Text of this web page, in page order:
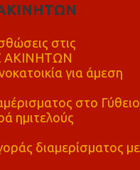
ΑΚΙΝΗΤΩΝ
στις
ΑΚΙΝΗΤΩΝ
για άμεση
στο Γύθειο
ημιτελούς
διαμερίσματος με